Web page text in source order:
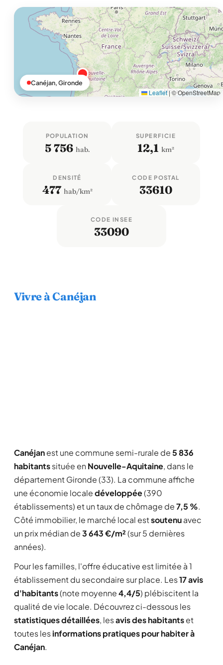
Leaflet |© OpenStreetMap
Canéjan, Gironde
POPULATION
5 756 hab.
SUPERFICIE
12,1 km²
DENSITÉ
477 hab/km²
CODE POSTAL
33610
CODE INSEE
33090
Vivre à Canéjan
Canéjanest une commune semi-rurale de5 836
habitantssituée en Nouvelle-Aquitaine, dans le
département Gironde (33). La commune affiche
une économie localedéveloppée(390
établissements) et un taux de chômage de7,5 %.
Côté immobilier, le marché local estsoutenuavec
un prix médian de3 643 €/m²(sur 5 dernières
années).
Pour les familles, l'offre éducative est limitée à 1
établissement du secondaire sur place. Les17 avis
d'habitants(note moyenne4,4/5) plébiscitent la
qualité de vie locale. Découvrez ci-dessous les
statistiques détaillées, lesavis des habitantset
toutes lesinformations pratiques pour habiter à
Canéjan.